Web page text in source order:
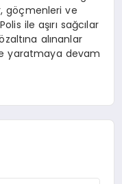
göçmenleri ve
ile aşırı sağcılar
alınanlar
yaratmaya devam